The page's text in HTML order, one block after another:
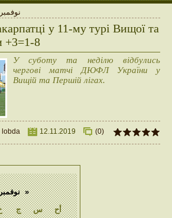
نوفمبر
у 11-му турі Вищої та
+3=1-8
У суботу та неділю відбулись
чергові матчі ДЮФЛ України у
Вищій та Першій лігах.
lobda 12.11.2019 (0)
نوفمبر »
ج س أح